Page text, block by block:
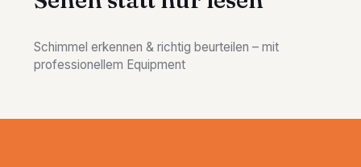
Schimmel erkennen & richtig beurteilen – mit
professionellem Equipment